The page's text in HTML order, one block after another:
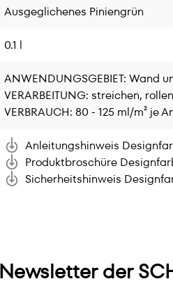
Ausgeglichenes Piniengrün
0.1 l
ANWENDUNGSGEBIET: Wand
VERARBEITUNG: streichen, rollen
VERBRAUCH: 80 - 125 ml/m² je
Anleitungshinweis
Produktbroschüre
Sicherheitshinweis
der